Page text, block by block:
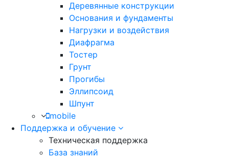
Деревянные конструкции
Основания и фундаменты
Нагрузки и воздействия
Диафрагма
Тостер
Грунт
Прогибы
Эллипсоид
Шпунт
mobile
Поддержка и обучение
Техническая поддержка
База знаний